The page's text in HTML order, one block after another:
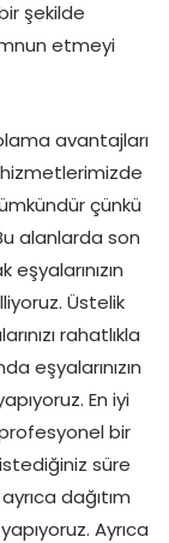
şekilde
etmeyi
avantajları
hizmetlerimizde
çünkü
alanlarda son
Üstelik
rahatlıkla
eşyalarınızın
En iyi
bir
istediğiniz süre
dağıtım
Ayrıca